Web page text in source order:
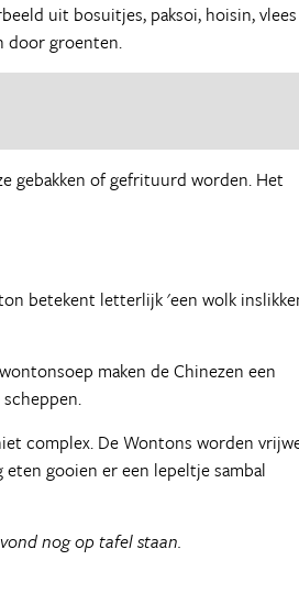
uit bosuitjes, paksoi, hoisin,
door groenten.
gebakken of gefrituurd worden. Het
betekent letterlijk 'een wolk
maken de Chinezen een
complex. De Wontons worden
gooien er een lepeltje sambal
nog op tafel staan.